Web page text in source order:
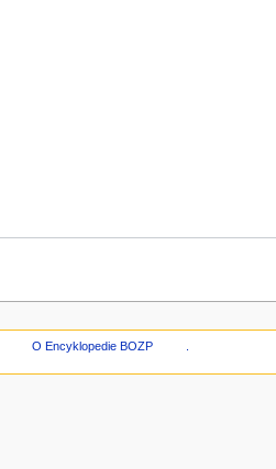
O Encyklopedie BOZP